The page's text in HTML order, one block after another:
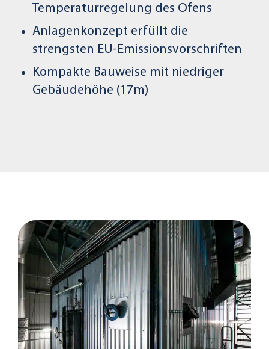
Temperaturregelung des Ofens
Anlagenkonzept erfüllt die
strengsten EU-Emissionsvorschriften
Kompakte Bauweise mit niedriger
Gebäudehöhe (17m)